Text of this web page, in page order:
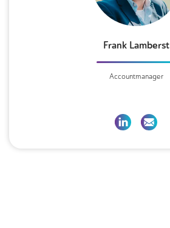
Frank Lamberst
Accountmanager